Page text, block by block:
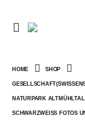
HOME SHOP
NATURPARK
SCHWARZWEISS FOTOS